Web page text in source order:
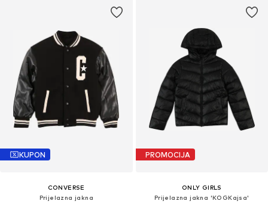
KUPON
CONVERSE
Prijelazna jakna
PROMOCIJA
ONLY GIRLS
Prijelazna jakna 'KOGKajsa'